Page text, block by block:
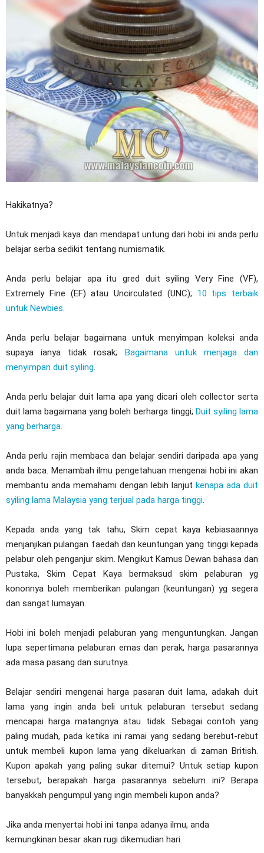
Hakikatnya?
Untuk menjadi kaya dan mendapat untung dari hobi ini anda perlu
belajar serba sedikit tentang numismatik.
Anda perlu belajar apa itu gred duit syiling Very Fine (VF),
Extremely Fine (EF) atau Uncirculated (UNC); 10 tips terbaik
untuk Newbies.
Anda perlu belajar bagaimana untuk menyimpan koleksi anda
supaya ianya tidak rosak; Bagaimana untuk menjaga dan
menyimpan duit syiling.
Anda perlu belajar duit lama apa yang dicari oleh collector serta
duit lama bagaimana yang boleh berharga tinggi; Duit syiling lama
yang berharga.
Anda perlu rajin membaca dan belajar sendiri daripada apa yang
anda baca. Menambah ilmu pengetahuan mengenai hobi ini akan
membantu anda memahami dengan lebih lanjut kenapa ada duit
syiling lama Malaysia yang terjual pada harga tinggi.
Kepada anda yang tak tahu, Skim cepat kaya kebiasaannya
menjanjikan pulangan faedah dan keuntungan yang tinggi kepada
pelabur oleh penganjur skim. Mengikut Kamus Dewan bahasa dan
Pustaka, Skim Cepat Kaya bermaksud skim pelaburan yg
kononnya boleh memberikan pulangan (keuntungan) yg segera
dan sangat lumayan.
Hobi ini boleh menjadi pelaburan yang menguntungkan. Jangan
lupa sepertimana pelaburan emas dan perak, harga pasarannya
ada masa pasang dan surutnya.
Belajar sendiri mengenai harga pasaran duit lama, adakah duit
lama yang ingin anda beli untuk pelaburan tersebut sedang
mencapai harga matangnya atau tidak. Sebagai contoh yang
paling mudah, pada ketika ini ramai yang sedang berebut-rebut
untuk membeli kupon lama yang dikeluarkan di zaman British.
Kupon apakah yang paling sukar ditemui? Untuk setiap kupon
tersebut, berapakah harga pasarannya sebelum ini? Berapa
banyakkah pengumpul yang ingin membeli kupon anda?
Jika anda menyertai hobi ini tanpa adanya ilmu, anda
kemungkinan besar akan rugi dikemudian hari.